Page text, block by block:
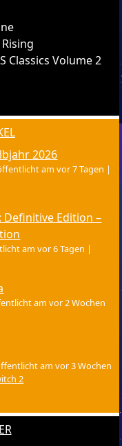
Classics Volume 2
2026
am vor 7 Tagen |
Definitive Edition –
am vor 6 Tagen |
am vor 2 Wochen
am vor 3 Wochen
2